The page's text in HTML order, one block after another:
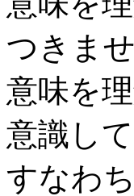
つきませ
意味を
意識し
すなわ